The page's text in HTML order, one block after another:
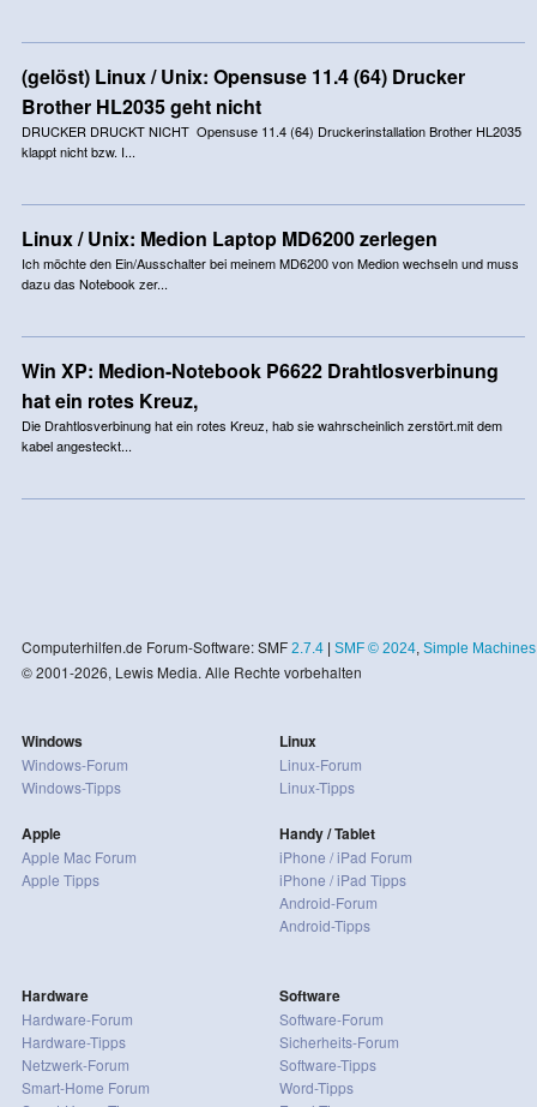
(gelöst) Linux / Unix: Opensuse 11.4 (64) Drucker
Brother HL2035 geht nicht
DRUCKER DRUCKT NICHT Opensuse 11.4 (64) Druckerinstallation Brother HL2035
klappt nicht bzw. I...
Linux / Unix: Medion Laptop MD6200 zerlegen
Ich möchte den Ein/Ausschalter bei meinem MD6200 von Medion wechseln und muss
dazu das Notebook zer...
Win XP: Medion-Notebook P6622 Drahtlosverbinung
hat ein rotes Kreuz,
Die Drahtlosverbinung hat ein rotes Kreuz, hab sie wahrscheinlich zerstört.mit dem
kabel angesteckt...
Computerhilfen.de Forum-Software: SMF 2.7.4| SMF © 2024, Simple Machines
© 2001-2026, Lewis Media. Alle Rechte vorbehalten
Windows
Windows-Forum
Windows-Tipps
Apple
Apple Mac Forum
Apple Tipps
Linux
Linux-Forum
Linux-Tipps
Handy / Tablet
iPhone / iPad Forum
iPhone / iPad Tipps
Android-Forum
Android-Tipps
Hardware
Hardware-Forum
Hardware-Tipps
Netzwerk-Forum
Smart-Home Forum
Software
Software-Forum
Sicherheits-Forum
Software-Tipps
Word-Tipps